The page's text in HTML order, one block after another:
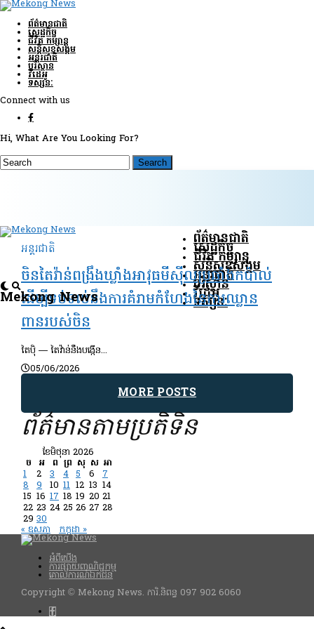
ព័ត៌មានជាតិ
សេដ្ឋកិច្ច
ជីវិត កម្សាន្ត
សន្តិសុខ​សង្គម
អន្តរជាតិ
បរិស្ថាន
វីដេអូ
ទស្សនៈ
Connect with us
Hi, What Are You Looking For?
Mekong News
ព័ត៌មានជាតិ
សេដ្ឋកិច្ច
ជីវិត កម្សាន្ត
សន្តិសុខ​សង្គម
អន្តរជាតិ
បរិស្ថាន
វីដេអូ
ទស្សនៈ
អន្តរជាតិ
ចិនតៃវ៉ាន់ពង្រឹងឃ្លាំងអាវុធមីស៊ីលប្រឆាំងកប៉ាល់
ដើម្បីទប់ទល់នឹងការគំរាមកំហែងនៃការឈ្លាន
ពានរបស់ចិន
តៃប៉ិ — តៃវ៉ាន់នឹងបង្កើន...
05/06/2026
MORE POSTS
ព័ត៌មានតាមប្រតិទិន
ខែ​មិថុនា 2026
ច អ ព ព្រ សុ ស អា
1
2 3 4 5 6
7
8 9 10 11 12 13 14
15 16 17 18 19 20 21
22 23 24 25 26 27 28
29 30
« ឧសភា កក្កដា »
អំពីយើង
ការផ្សាយពាណិជ្ជកម្ម
គោលការណ៍ឯកជន
Copyright © Mekong News. ការិ.និពន្ធ 097 902 6060